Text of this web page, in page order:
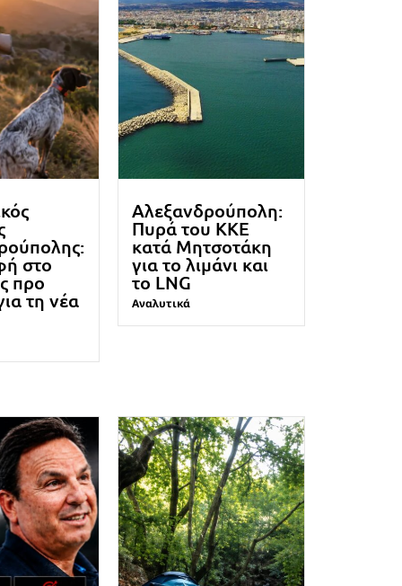
στο
προ
τη νέα
Αλεξανδρούπολη:
Πυρά του ΚΚΕ
κατά Μητσοτάκη
για το λιμάνι και
το LNG
Αναλυτικά